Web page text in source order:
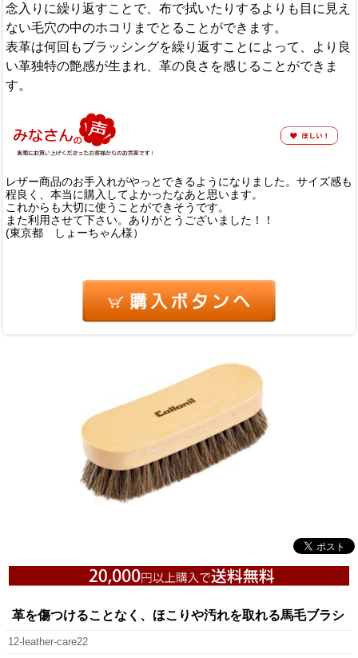
念入りに繰り返すことで、布で拭いたりするよりも目に見え
ない毛穴の中のホコリまでとることができます。
表革は何回もブラッシングを繰り返すことによって、より良
い革独特の艶感が生まれ、革の良さを感じることができま
す。
レザー商品のお手入れがやっとできるようになりました。サイズ感も
程良く、本当に購入してよかったなあと思います。
これからも大切に使うことができそうです。
また利用させて下さい。ありがとうございました！！
(東京都 しょーちゃん様）
革を傷つけることなく、ほこりや汚れを取れる馬毛ブラシ
12-leather-care22